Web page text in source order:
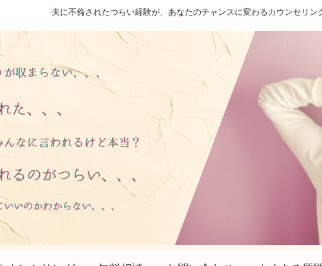
夫に不倫されたつらい経験が、あなたのチャンスに変わるカウンセリン